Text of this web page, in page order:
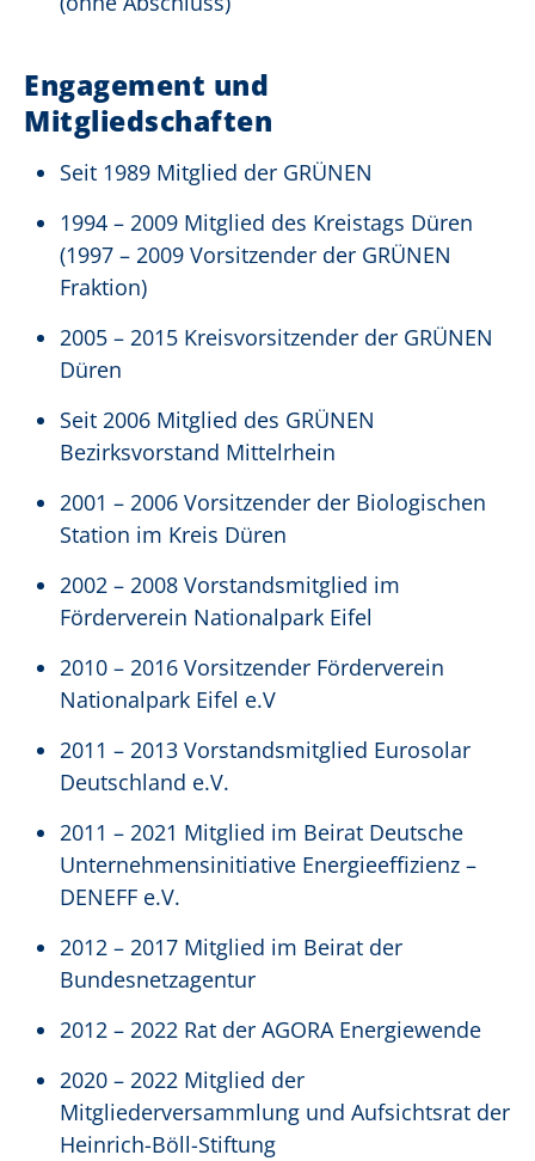
Engagement und
Mitgliedschaften
Seit 1989 Mitglied der GRÜNEN
1994 – 2009 Mitglied des Kreistags Düren
(1997 – 2009 Vorsitzender der GRÜNEN
Fraktion)
2005 – 2015 Kreisvorsitzender der GRÜNEN
Düren
Seit 2006 Mitglied des GRÜNEN
Bezirksvorstand Mittelrhein
2001 – 2006 Vorsitzender der Biologischen
Station im Kreis Düren
2002 – 2008 Vorstandsmitglied im
Förderverein Nationalpark Eifel
2010 – 2016 Vorsitzender Förderverein
Nationalpark Eifel e.V
2011 – 2013 Vorstandsmitglied Eurosolar
Deutschland e.V.
2011 – 2021 Mitglied im Beirat Deutsche
Unternehmensinitiative Energieeffizienz –
DENEFF e.V.
2012 – 2017 Mitglied im Beirat der
Bundesnetzagentur
2012 – 2022 Rat der AGORA Energiewende
2020 – 2022 Mitglied der
Mitgliederversammlung und Aufsichtsrat der
Heinrich-Böll-Stiftung